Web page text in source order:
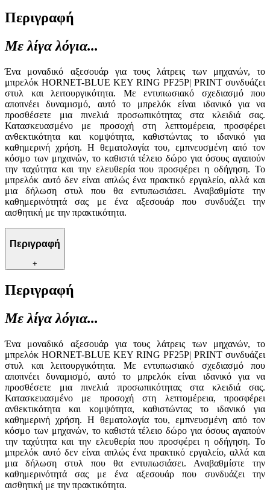
Περιγραφή
Με λίγα λόγια...
Ένα μοναδικό αξεσουάρ για τους λάτρεις των μηχανών, το
μπρελόκ HORNET-BLUE KEY RING PF25P| PRINT συνδυάζει
στυλ και λειτουργικότητα. Με εντυπωσιακό σχεδιασμό που
αποπνέει δυναμισμό, αυτό το μπρελόκ είναι ιδανικό για να
προσθέσετε μια πινελιά προσωπικότητας στα κλειδιά σας.
Κατασκευασμένο με προσοχή στη λεπτομέρεια, προσφέρει
ανθεκτικότητα και κομψότητα, καθιστώντας το ιδανικό για
καθημερινή χρήση. Η θεματολογία του, εμπνευσμένη από τον
κόσμο των μηχανών, το καθιστά τέλειο δώρο για όσους αγαπούν
την ταχύτητα και την ελευθερία που προσφέρει η οδήγηση. Το
μπρελόκ αυτό δεν είναι απλώς ένα πρακτικό εργαλείο, αλλά και
μια δήλωση στυλ που θα εντυπωσιάσει. Αναβαθμίστε την
καθημερινότητά σας με ένα αξεσουάρ που συνδυάζει την
αισθητική με την πρακτικότητα.
Περιγραφή
+
Περιγραφή
Με λίγα λόγια...
Ένα μοναδικό αξεσουάρ για τους λάτρεις των μηχανών, το
μπρελόκ HORNET-BLUE KEY RING PF25P| PRINT συνδυάζει
στυλ και λειτουργικότητα. Με εντυπωσιακό σχεδιασμό που
αποπνέει δυναμισμό, αυτό το μπρελόκ είναι ιδανικό για να
προσθέσετε μια πινελιά προσωπικότητας στα κλειδιά σας.
Κατασκευασμένο με προσοχή στη λεπτομέρεια, προσφέρει
ανθεκτικότητα και κομψότητα, καθιστώντας το ιδανικό για
καθημερινή χρήση. Η θεματολογία του, εμπνευσμένη από τον
κόσμο των μηχανών, το καθιστά τέλειο δώρο για όσους αγαπούν
την ταχύτητα και την ελευθερία που προσφέρει η οδήγηση. Το
μπρελόκ αυτό δεν είναι απλώς ένα πρακτικό εργαλείο, αλλά και
μια δήλωση στυλ που θα εντυπωσιάσει. Αναβαθμίστε την
καθημερινότητά σας με ένα αξεσουάρ που συνδυάζει την
αισθητική με την πρακτικότητα.